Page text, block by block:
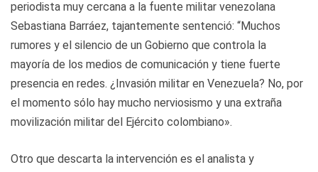
periodista muy cercana a la fuente militar venezolana
Sebastiana Barráez, tajantemente sentenció: “Muchos
rumores y el silencio de un Gobierno que controla la
mayoría de los medios de comunicación y tiene fuerte
presencia en redes. ¿Invasión militar en Venezuela? No, por
el momento sólo hay mucho nerviosismo y una extraña
movilización militar del Ejército colombiano».
Otro que descarta la intervención es el analista y